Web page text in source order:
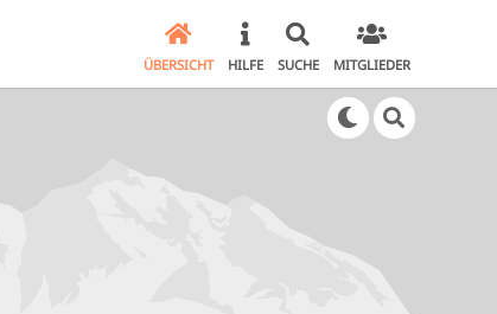
ÜBERSICHT HILFE SUCHE MITGLIEDER